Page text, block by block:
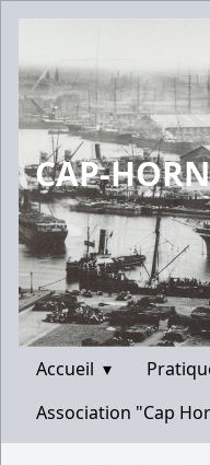
CAP-
Accueil ▾
Association "Cap